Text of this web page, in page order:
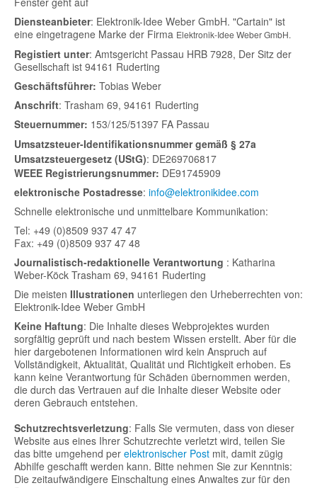
Diensteanbieter: Elektronik-Idee Weber GmbH. "Cartain" ist
eine eingetragene Marke der Firma Elektronik-Idee Weber GmbH.
Registiert unter: Amtsgericht Passau HRB 7928, Der Sitz der
Gesellschaft ist 94161 Ruderting
Geschäftsführer: Tobias Weber
Anschrift: Trasham 69, 94161 Ruderting
Steuernummer: 153/125/51397 FA Passau
Umsatzsteuer-Identifikationsnummer gemäß § 27a
Umsatzsteuergesetz (UStG): DE269706817
WEEE Registrierungsnummer: DE91745909
elektronische Postadresse: info@elektronikidee.com
Schnelle elektronische und unmittelbare Kommunikation:
Tel: +49 (0)8509 937 47 47
Fax: +49 (0)8509 937 47 48
Journalistisch-redaktionelle Verantwortung : Katharina
Weber-Köck Trasham 69, 94161 Ruderting
Die meisten Illustrationen unterliegen den Urheberrechten von:
Elektronik-Idee Weber GmbH
Keine Haftung: Die Inhalte dieses Webprojektes wurden
sorgfältig geprüft und nach bestem Wissen erstellt. Aber für die
hier dargebotenen Informationen wird kein Anspruch auf
Vollständigkeit, Aktualität, Qualität und Richtigkeit erhoben. Es
kann keine Verantwortung für Schäden übernommen werden,
die durch das Vertrauen auf die Inhalte dieser Website oder
deren Gebrauch entstehen.
Schutzrechtsverletzung: Falls Sie vermuten, dass von dieser
Website aus eines Ihrer Schutzrechte verletzt wird, teilen Sie
das bitte umgehend per elektronischer Post mit, damit zügig
Abhilfe geschafft werden kann. Bitte nehmen Sie zur Kenntnis:
Die zeitaufwändigere Einschaltung eines Anwaltes zur für den